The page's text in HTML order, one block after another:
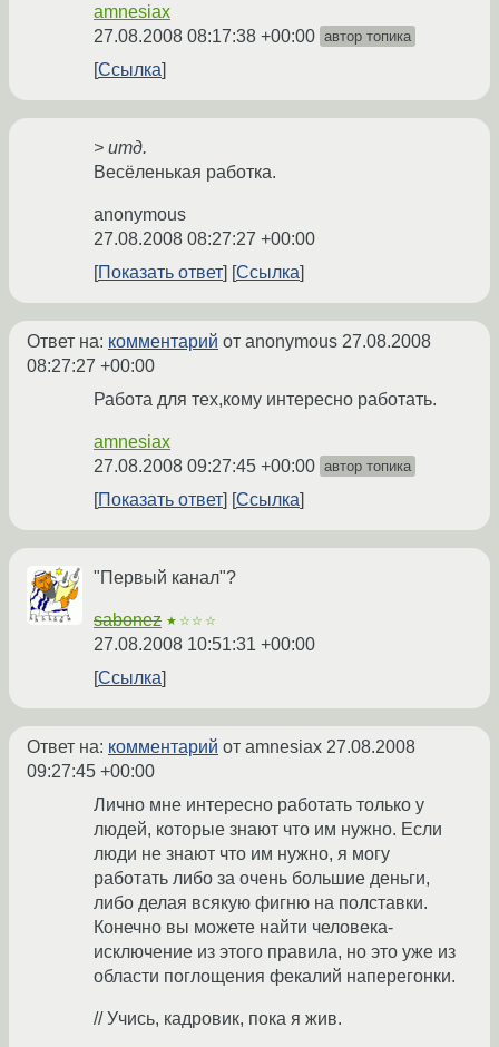
amnesiax
27.08.2008 08:17:38 +00:00 автор топика
Ссылка
> итд.
Весёленькая работка.
anonymous
27.08.2008 08:27:27 +00:00
Показать ответ
Ссылка
Ответ на: комментарий от anonymous 27.08.2008
08:27:27 +00:00
Работа для тех,кому интересно работать.
amnesiax
27.08.2008 09:27:45 +00:00 автор топика
Показать ответ Ссылка
"Первый канал"?
sabonez ★☆☆☆
27.08.2008 10:51:31 +00:00
Ссылка
Ответ на: комментарий от amnesiax 27.08.2008
09:27:45 +00:00
Лично мне интересно работать только у
людей, которые знают что им нужно. Если
люди не знают что им нужно, я могу
работать либо за очень большие деньги,
либо делая всякую фигню на полставки.
Конечно вы можете найти человека-
исключение из этого правила, но это уже из
области поглощения фекалий наперегонки.
// Учись, кадровик, пока я жив.